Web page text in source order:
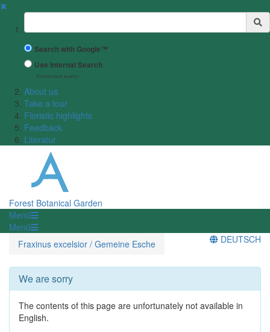
✖
Suchbegriff
Search with Google™
Use Internal Search
(limited result quality)
About us
Take a tour
Floristic highlights
Feedback
Literatur
Forest Botanical Garden
Menü
Menü
Fraxinus excelsior / Gemeine Esche
DEUTSCH
We are sorry
The contents of this page are unfortunately not available in
English.